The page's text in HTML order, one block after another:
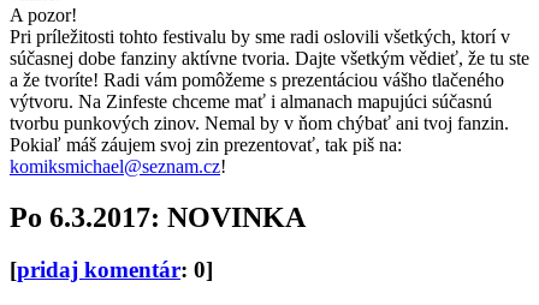
A pozor!
Pri príležitosti tohto festivalu by sme radi oslovili všetkých, ktorí v
súčasnej dobe fanziny aktívne tvoria. Dajte všetkým vědieť, že tu ste
a že tvoríte! Radi vám pomôžeme s prezentáciou vášho tlačeného
výtvoru. Na Zinfeste chceme mať i almanach mapujúci súčasnú
tvorbu punkových zinov. Nemal by v ňom chýbať ani tvoj fanzin.
Pokiaľ máš záujem svoj zin prezentovať, tak piš na:
komiksmichael@seznam.cz!
Po 6.3.2017: NOVINKA
[pridaj komentár: 0]